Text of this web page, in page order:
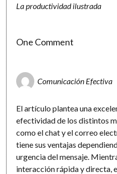
La productividad ilustrada
One Comment
Comunicación Efectiva
El artículo plantea una
efectividad de los distintos
como el chat y el correo
tiene sus ventajas
urgencia del mensaje.
interacción rápida y directa,